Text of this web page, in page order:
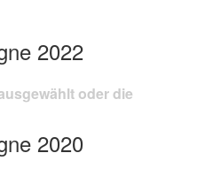
2022
oder die
2020